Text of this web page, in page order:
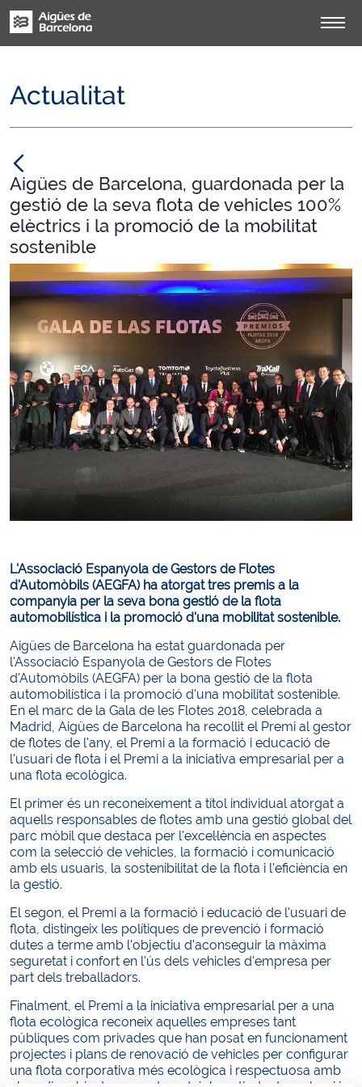
Actualitat
Aigües de Barcelona, guardonada per la
gestió de la seva flota de vehicles 100%
elèctrics i la promoció de la mobilitat
sostenible
L'Associació Espanyola de Gestors de Flotes
d'Automòbils (AEGFA) ha atorgat tres premis a la
companyia per la seva bona gestió de la flota
automobilística i la promoció d'una mobilitat sostenible.
Aigües de Barcelona ha estat guardonada per
l'Associació Espanyola de Gestors de Flotes
d'Automòbils (AEGFA) per la bona gestió de la flota
automobilística i la promoció d'una mobilitat sostenible.
En el marc de la Gala de les Flotes 2018, celebrada a
Madrid, Aigües de Barcelona ha recollit el Premi al gestor
de flotes de l'any, el Premi a la formació i educació de
l'usuari de flota i el Premi a la iniciativa empresarial per a
una flota ecològica.
El primer és un reconeixement a títol individual atorgat a
aquells responsables de flotes amb una gestió global del
parc mòbil que destaca per l'excel·lència en aspectes
com la selecció de vehicles, la formació i comunicació
amb els usuaris, la sostenibilitat de la flota i l'eficiència en
la gestió.
El segon, el Premi a la formació i educació de l'usuari de
flota, distingeix les polítiques de prevenció i formació
dutes a terme amb l'objectiu d'aconseguir la màxima
seguretat i confort en l'ús dels vehicles d'empresa per
part dels treballadors.
Finalment, el Premi a la iniciativa empresarial per a una
flota ecològica reconeix aquelles empreses tant
públiques com privades que han posat en funcionament
projectes i plans de renovació de vehicles per configurar
una flota corporativa més ecològica i respectuosa amb